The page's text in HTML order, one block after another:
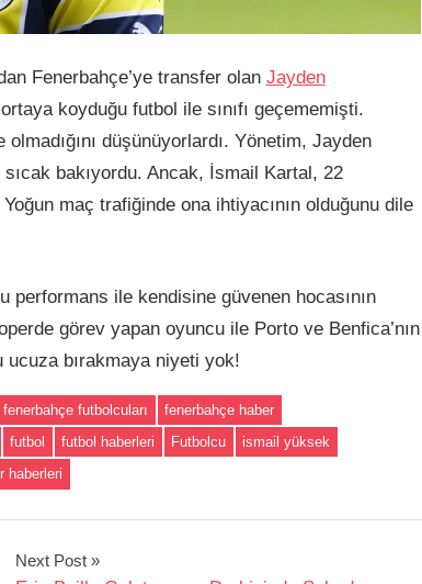
Fenerbahçe’ye transfer olan Jayden
koyduğu futbol ile sınıfı geçememişti.
düşünüyorlardı. Yönetim, Jayden
bakıyordu. Ancak, İsmail Kartal, 22
maç trafiğinde ona ihtiyacının olduğunu dile
ile kendisine güvenen hocasının
görev yapan oyuncu ile Porto ve Benfica’nın
ucuza bırakmaya niyeti yok!
fenerbahçe futbolcuları
fenerbahçe haber
futbol futbol haberleri Futbolcu
ismail yüksek
haberleri
Next Post